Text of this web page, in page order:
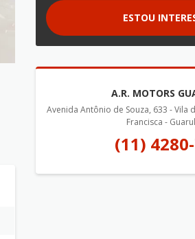
ESTOU
A.R. MOTORS
Avenida Antônio de Souza, 633 - Vila
Francisca -
(11)